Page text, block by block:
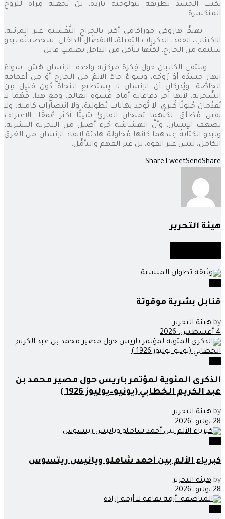
يكتب الجسدَ بطريقة بيولوجية باردة، بلْ يَجعله مِرآةً للروحِ
المنكسرة.
يهتمُّ هاروكي موراكامي أكثر بالجِراحِ النَّفْسيةِ غير المرئية،
الاكتئاب، الفقد، الذكريات الثقيلة، الانفصال الداخلي. شخصياتُه تبدو
سليمة من الخارج، لكنَّها تتآكل من الداخل بصمتٍ قاتل.
ويلتقي الكاتبان حول فِكرة مركزية واحدة: الإنسان هَش، سواءٌ
انهارَ جسدُه أوْ رُوحُه، وسواءٌ جاءَ الألمُ من الخارج أوْ مِن أعماقه
الخاصَّة. ويُدركان أن الإنسان لا يستطيع النجاةَ دُون قليل مِن
السُّخرية، لأنها آخر دفاعاته أمام قَسوةِ العالَم. ومعَ هذا، فَهُمَا لا
يُقَدِّمان حُلولًا كُبرى. لا تُوجد نِهايات بُطولية، ولا انتصارات كاملة، ولا
يقين مُطْلَق. لكنَّهما يَمنحان القارئَ شيئًا أكثر عُمقًا: الاعتراف
بضعف الإنسان، وأنَّ الهشاشة جُزء أصيل من التجربة البشرية.
وتبدو الكتابةُ عِندهما كأنها مُحاولة هادئة لإنقاذ الإنسانِ من الغرق
الكامل، لَيس عبر القوة، بل عبر الفهم والتأمُّل.
ShareTweetSendShare
هيئة التحرير
قنابل بشرية موقوتة
by هيئة التحرير
4 أغسطس، 2026
الذكرى المئوية لمؤتمر باريس حول مصير محمد بن
عبد الكريم الخطابي (يونيو–يوليوز 1926 )
by هيئة التحرير
28 يوليو، 2026
كبرياء الألم بين أحمد شاملو ويانيس ريتسوس
by هيئة التحرير
28 يوليو، 2026